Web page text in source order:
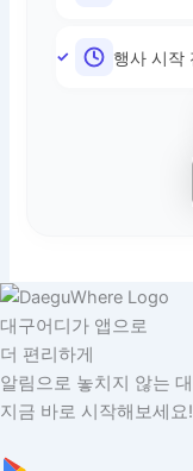
행사 시작
대구어디가 앱으로
더 편리하게
알림으로 놓치지 않는
지금 바로 시작해보세요!